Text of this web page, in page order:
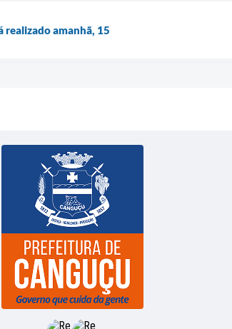
realizado amanhã, 15